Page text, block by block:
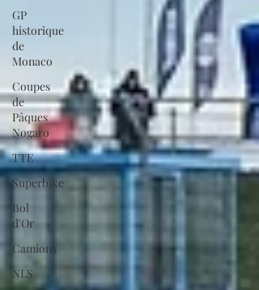
GP
historique
de
Monaco
Coupes
de
Pâques
Nogaro
TTE
Superbike
Bol
d'Or
Camions
NLS